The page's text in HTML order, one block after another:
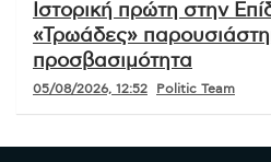
Ιστορική πρώτη στην
«Τρωάδες»
προσβασιμότητα
05/08/2026, 12:52 Politic Team